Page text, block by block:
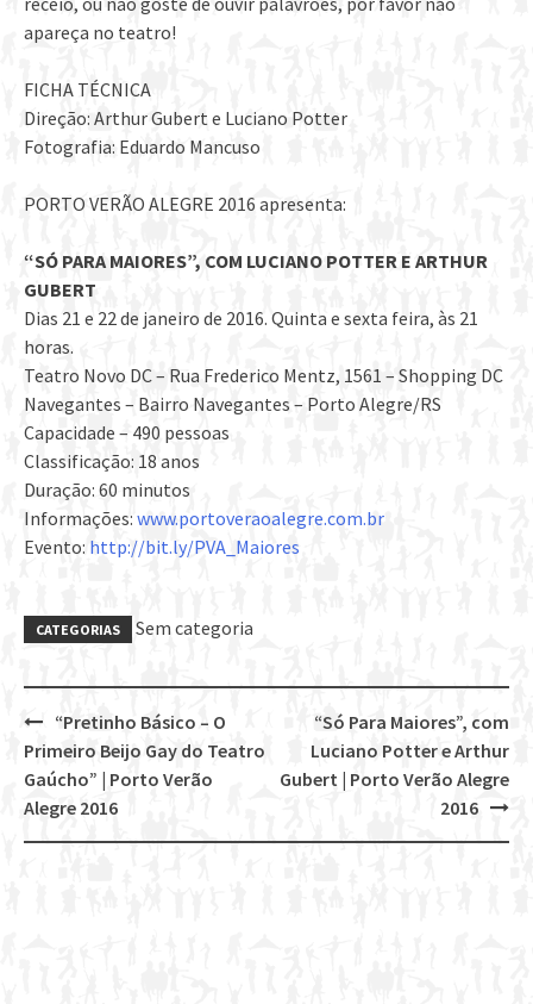
apareça no teatro!
FICHA TÉCNICA
Direção: Arthur Gubert e Luciano Potter
Fotografia: Eduardo Mancuso
PORTO VERÃO ALEGRE 2016 apresenta:
“SÓ PARA MAIORES”, COM LUCIANO POTTER E ARTHUR
GUBERT
Dias 21 e 22 de janeiro de 2016. Quinta e sexta feira, às 21
horas.
Teatro Novo DC – Rua Frederico Mentz, 1561 – Shopping DC
Navegantes – Bairro Navegantes – Porto Alegre/RS
Capacidade – 490 pessoas
Classificação: 18 anos
Duração: 60 minutos
Informações: www.portoveraoalegre.com.br
Evento: http://bit.ly/PVA_Maiores
CATEGORIAS Sem categoria
Post
navigation
“Só Para Maiores”, com
Luciano Potter e Arthur
Gubert | Porto Verão Alegre
2016
“Pretinho Básico – O
Primeiro Beijo Gay do Teatro
Gaúcho” | Porto Verão
Alegre 2016